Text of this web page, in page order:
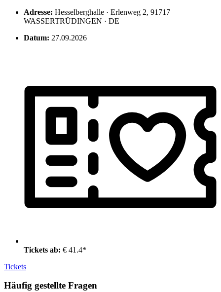
Adresse: Hesselberghalle · Erlenweg 2, 91717
WASSERTRÜDINGEN · DE
Datum: 27.09.2026
Tickets ab: € 41.4*
Tickets
Häufig gestellte Fragen